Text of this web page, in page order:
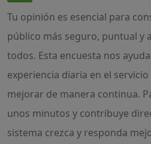
Tu opinión es esencial para
público más seguro, puntual y
todos. Esta encuesta nos
experiencia diaria en el
mejorar de manera continua.
unos minutos y contribuye
sistema crezca y responda